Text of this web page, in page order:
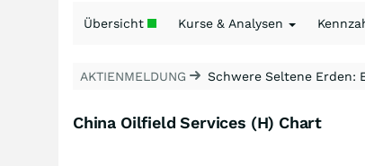
Übersicht Kurse & Analysen
AKTIENMELDUNG Schwere Seltene Erden:
China Oilfield Services (H) Chart